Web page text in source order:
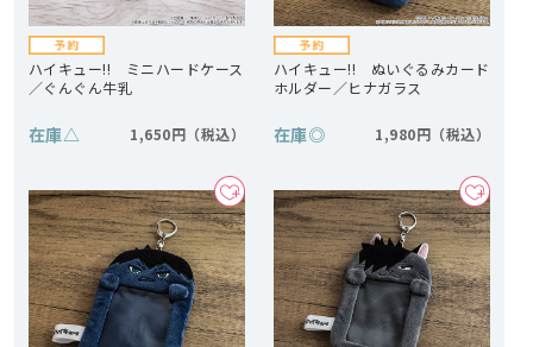
ハイキュー!! ミニハードケース
／ぐんぐん牛乳
在庫△ 1,650円
ハイキュー!! ぬいぐるみカード
ホルダー／ヒナガラス
在庫◎ 1,980円